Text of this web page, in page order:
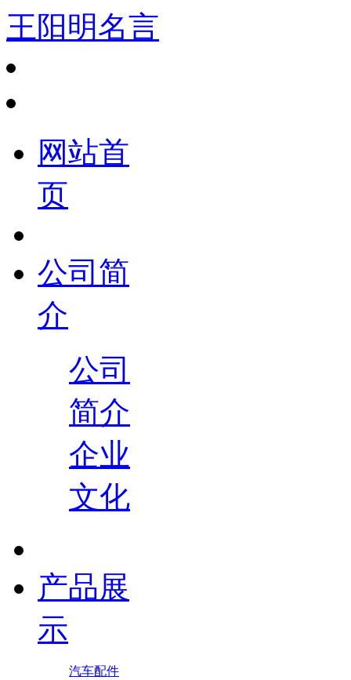
王阳明名言
网站首
页
公司简
介
公司
简介
企业
文化
产品展
示
汽车配件